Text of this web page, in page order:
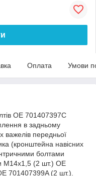
Оплата Умови
OE 701407397C
в задньому
важелів передньої
(кронштейна навісних
болтами
М14х1,5 (2 шт.) OE
701407399A (2 шт.).